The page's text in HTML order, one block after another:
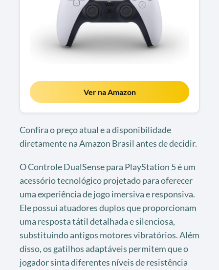
Ver na Amazon
Confira o preço atual e a disponibilidade
diretamente na Amazon Brasil antes de decidir.
O Controle DualSense para PlayStation 5 é um
acessório tecnológico projetado para oferecer
uma experiência de jogo imersiva e responsiva.
Ele possui atuadores duplos que proporcionam
uma resposta tátil detalhada e silenciosa,
substituindo antigos motores vibratórios. Além
disso, os gatilhos adaptáveis permitem que o
jogador sinta diferentes níveis de resistência